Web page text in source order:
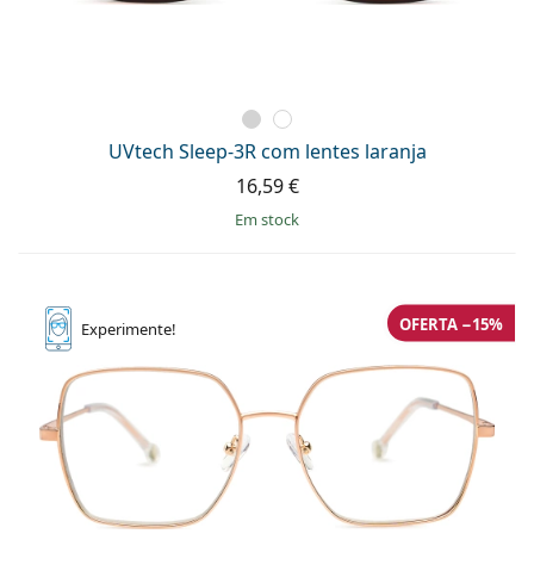
UVtech Sleep-3R com lentes laranja
16,59 €
em stock
Experimente! OFERTA −15%